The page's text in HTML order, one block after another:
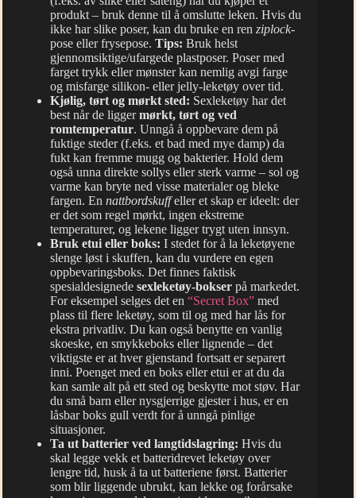
produkt – bruk denne til å omslutte leken. Hvis du
ikke har slike poser, kan du bruke en ren ziplock-
pose eller frysepose. Tips: Bruk helst
gjennomsiktige/ufargede plastposer. Poser med
farget trykk eller mønster kan nemlig avgi farge
og misfarge silikon- eller jelly-leketøy over tid.
Kjølig, tørt og mørkt sted: Sexleketøy har det
best når de liggermørkt, tørt og ved
romtemperatur. Unngå å oppbevare dem på
fuktige steder (f.eks. et bad med mye damp) da
fukt kan fremme mugg og bakterier. Hold dem
også unna direkte sollys eller sterk varme – sol og
varme kan bryte ned visse materialer og bleke
fargen. En nattbordskuffeller et skap er ideelt: der
er det som regel mørkt, ingen ekstreme
temperaturer, og lekene ligger trygt uten innsyn.
Bruk etui eller boks: I stedet for å la leketøyene
slenge løst i skuffen, kan du vurdere en egen
oppbevaringsboks. Det finnes faktisk
spesialdesignede sexleketøy-bokser på markedet.
For eksempel selges det en “Secret Box” med
plass til flere leketøy, som til og med har lås for
ekstra privatliv. Du kan også benytte en vanlig
skoeske, en smykkeboks eller lignende – det
viktigste er at hver gjenstand fortsatt er separert
inni. Poenget med en boks eller etui er at du da
kan samle alt på ett sted og beskytte mot støv. Har
du små barn eller nysgjerrige gjester i hus, er en
låsbar boks gull verdt for å unngå pinlige
situasjoner.
Ta ut batterier ved langtidslagring: Hvis du
skal legge vekk et batteridrevet leketøy over
lengre tid, husk å ta ut batteriene først. Batterier
som blir liggende ubrukt, kan lekke og forårsake